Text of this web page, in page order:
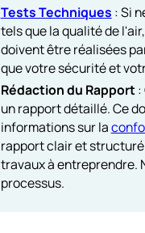
Tests Techniques : Si
tels que la qualité de
doivent être réalisées
que votre sécurité et
Rédaction du Rapport:
un rapport détaillé. Ce
informations sur la
rapport clair et
travaux à entreprendre.
processus.